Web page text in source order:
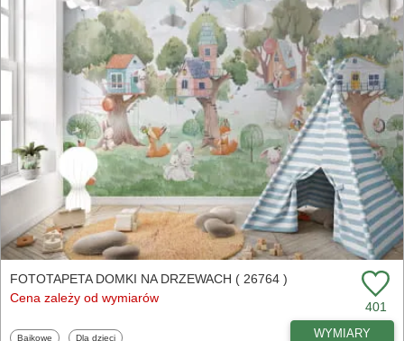
FOTOTAPETA DOMKI NA DRZEWACH ( 26764 )
Cena zależy od wymiarów
401
Fototapety
Bajkowe Fototapety
Dla dzieci WYMIARY